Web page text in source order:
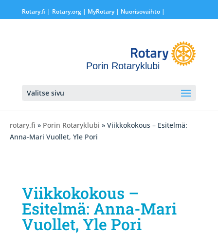
Rotary.fi | Rotary.org| MyRotary | Nuorisovaihto|
Porin Rotaryklubi
Valitse sivu
rotary.fi » Porin Rotaryklubi » Viikkokokous – Esitelmä:
Anna-Mari Vuollet, Yle Pori
Viikkokokous –
Esitelmä: Anna-Mari
Vuollet, Yle Pori